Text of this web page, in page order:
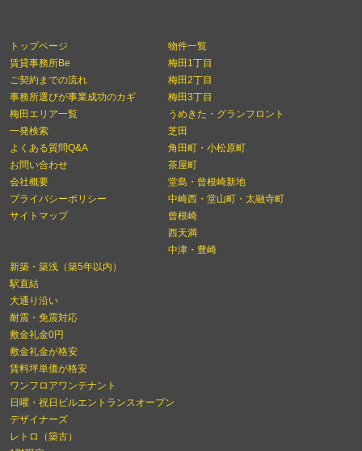
トップページ
賃貸事務所Be
ご契約までの流れ
事務所選びが事業成功のカギ
梅田エリア一覧
一発検索
よくある質問Q&A
お問い合わせ
会社概要
プライバシーポリシー
サイトマップ
物件一覧
梅田1丁目
梅田2丁目
梅田3丁目
うめきた・グランフロント
芝田
角田町・小松原町
茶屋町
堂島・曾根崎新地
中崎西・堂山町・太融寺町
曾根崎
西天満
中津・豊崎
新築・築浅（築5年以内）
駅直結
大通り沿い
耐震・免震対応
敷金礼金0円
敷金礼金が格安
賃料坪単価が格安
ワンフロアワンテナント
日曜・祝日ビルエントランスオープン
デザイナーズ
レトロ（築古）